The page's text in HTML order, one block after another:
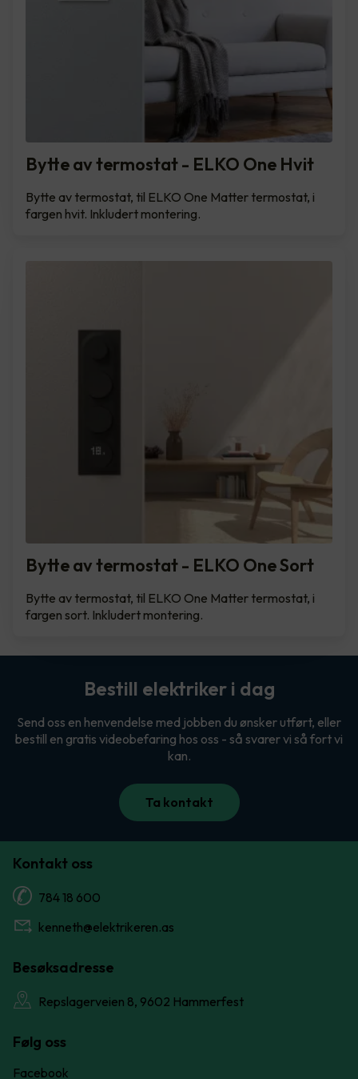
Bytte av termostat - ELKO One Hvit
Bytte av termostat, til ELKO One Matter termostat, i
fargen hvit. Inkludert montering.
Bytte av termostat - ELKO One Sort
Bytte av termostat, til ELKO One Matter termostat, i
fargen sort. Inkludert montering.
Bestill elektriker i dag
Send oss en henvendelse med jobben du ønsker utført, eller
bestill en gratis videobefaring hos oss - så svarer vi så fort vi
kan.
Ta kontakt
Kontakt oss
784 18 600
kenneth@elektrikeren.as
Besøksadresse
Repslagerveien 8, 9602 Hammerfest
Følg oss
Facebook